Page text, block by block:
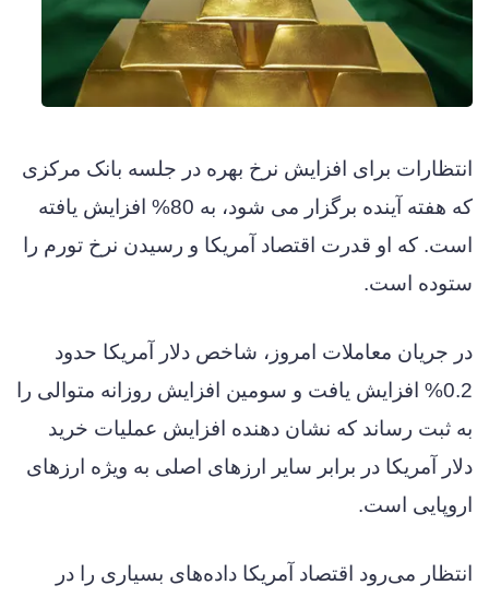
انتظارات برای افزایش نرخ بهره در جلسه بانک مرکزی
که هفته آینده برگزار می شود، به 80% افزایش یافته
است. که او قدرت اقتصاد آمریکا و رسیدن نرخ تورم را
ستوده است.
در جریان معاملات امروز، شاخص دلار آمریکا حدود
0.2% افزایش یافت و سومین افزایش روزانه متوالی را
به ثبت رساند که نشان دهنده افزایش عملیات خرید
دلار آمریکا در برابر سایر ارزهای اصلی به ویژه ارزهای
اروپایی است.
انتظار می‌رود اقتصاد آمریکا داده‌های بسیاری را در